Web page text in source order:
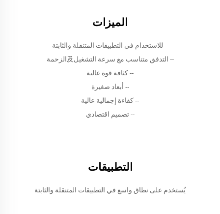
الميزات
-- للاستخدام في التطبيقات المتنقلة والثابتة
-- التدفق متناسب مع سرعة التشغيل及الزحمة
-- كثافة قوة عالية
-- أبعاد صغيرة
-- كفاءة إجمالية عالية
-- تصميم اقتصادي
التطبيقات
يُستخدم على نطاق واسع في التطبيقات المتنقلة والثابتة